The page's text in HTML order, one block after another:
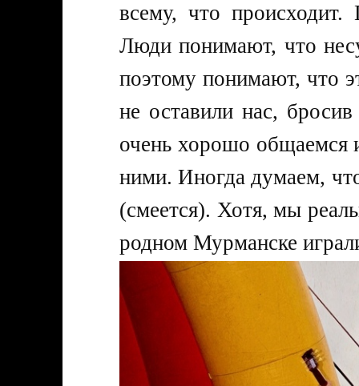
всему, что происходит.
Люди понимают, что
поэтому понимают, что
не оставили нас,
очень хорошо общаемся
ними. Иногда думаем,
(смеется). Хотя, мы
родном Мурманске